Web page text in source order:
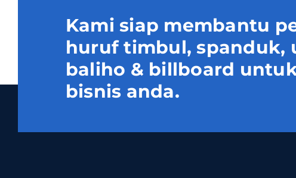
Kami siap membantu
huruf timbul, spanduk,
baliho & billboard
bisnis anda.